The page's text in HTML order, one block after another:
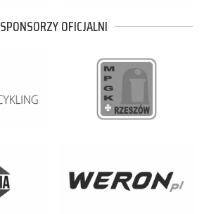
SPONSORZY OFICJALNI